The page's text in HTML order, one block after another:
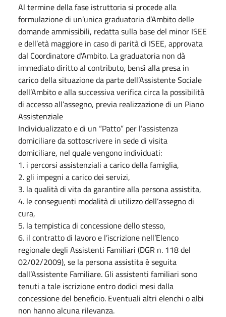
Al termine della fase istruttoria si procede alla
formulazione di un’unica graduatoria d’Ambito delle
domande ammissibili, redatta sulla base del minor ISEE
e dell’età maggiore in caso di parità di ISEE, approvata
dal Coordinatore d’Ambito. La graduatoria non dà
immediato diritto al contributo, bensì alla presa in
carico della situazione da parte dell’Assistente Sociale
dell’Ambito e alla successiva verifica circa la possibilità
di accesso all’assegno, previa realizzazione di un Piano
Assistenziale
Individualizzato e di un “Patto” per l’assistenza
domiciliare da sottoscrivere in sede di visita
domiciliare, nel quale vengono individuati:
1. i percorsi assistenziali a carico della famiglia,
2. gli impegni a carico dei servizi,
3. la qualità di vita da garantire alla persona assistita,
4. le conseguenti modalità di utilizzo dell’assegno di
cura,
5. la tempistica di concessione dello stesso,
6. il contratto di lavoro e l’iscrizione nell’Elenco
regionale degli Assistenti Familiari (DGR n. 118 del
02/02/2009), se la persona assistita è seguita
dall’Assistente Familiare. Gli assistenti familiari sono
tenuti a tale iscrizione entro dodici mesi dalla
concessione del beneficio. Eventuali altri elenchi o albi
non hanno alcuna rilevanza.